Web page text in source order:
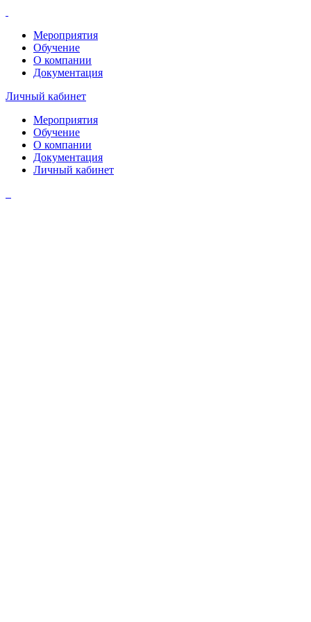
Мероприятия
Обучение
О компании
Документация
Личный кабинет
Мероприятия
Обучение
О компании
Документация
Личный кабинет